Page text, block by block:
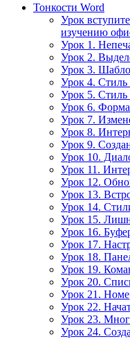
Тонкости Word
Урок
изучению
Урок 1.
Урок 2.
Урок 3.
Урок 4. Стиль
Урок 5. Стиль
Урок 6.
Урок 7.
Урок 8.
Урок 9.
Урок 10.
Урок 11.
Урок 12.
Урок 13.
Урок 14.
Урок 15.
Урок 16.
Урок 17.
Урок 18.
Урок 19.
Урок 20.
Урок 21.
Урок 22.
Урок 23.
Урок 24.